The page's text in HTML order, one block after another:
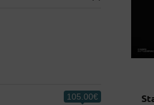
105.00€